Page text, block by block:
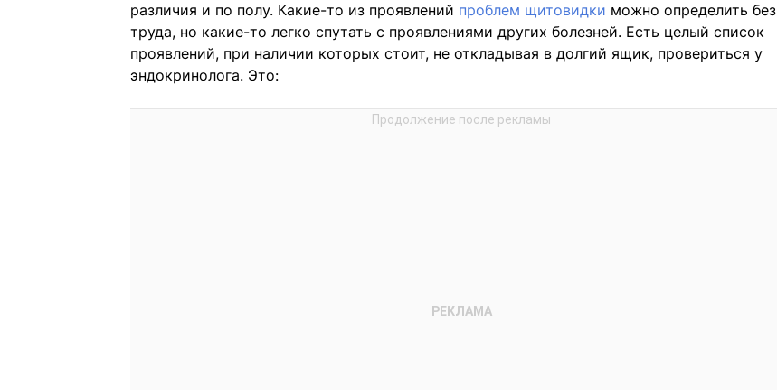
различия и по полу. Какие-то из проявлений проблем щитовидки можно определить без
труда, но какие-то легко спутать с проявлениями других болезней. Есть целый список
проявлений, при наличии которых стоит, не откладывая в долгий ящик, провериться у
эндокринолога. Это: